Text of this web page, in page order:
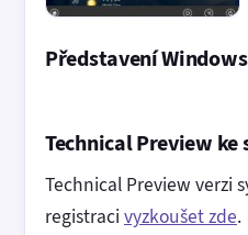
Představení
Technical Preview ke
Technical Preview verzi
registraci vyzkoušet zde.